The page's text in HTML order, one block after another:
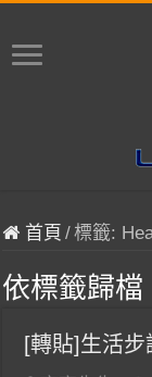
首頁 /標籤:
依標籤歸檔
[轉貼]生活